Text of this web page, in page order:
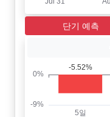
단기 예측